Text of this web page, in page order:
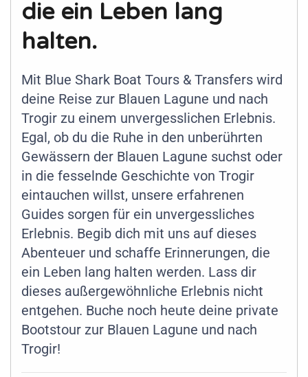
die ein Leben lang
halten.
Mit Blue Shark Boat Tours & Transfers wird
deine Reise zur Blauen Lagune und nach
Trogir zu einem unvergesslichen Erlebnis.
Egal, ob du die Ruhe in den unberührten
Gewässern der Blauen Lagune suchst oder
in die fesselnde Geschichte von Trogir
eintauchen willst, unsere erfahrenen
Guides sorgen für ein unvergessliches
Erlebnis. Begib dich mit uns auf dieses
Abenteuer und schaffe Erinnerungen, die
ein Leben lang halten werden. Lass dir
dieses außergewöhnliche Erlebnis nicht
entgehen. Buche noch heute deine private
Bootstour zur Blauen Lagune und nach
Trogir!